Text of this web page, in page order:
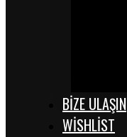
BİZE ULAŞIN
WISHLIST